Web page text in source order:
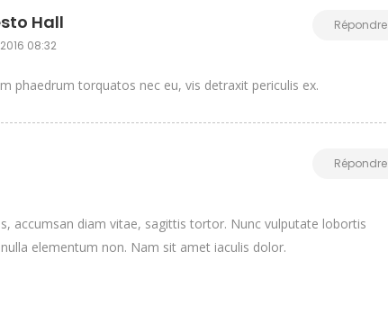
Hall
Répondre
08:32
phaedrum torquatos nec eu, vis detraxit periculis ex.
Répondre
accumsan diam vitae, sagittis tortor. Nunc vulputate lobortis
elementum non. Nam sit amet iaculis dolor.